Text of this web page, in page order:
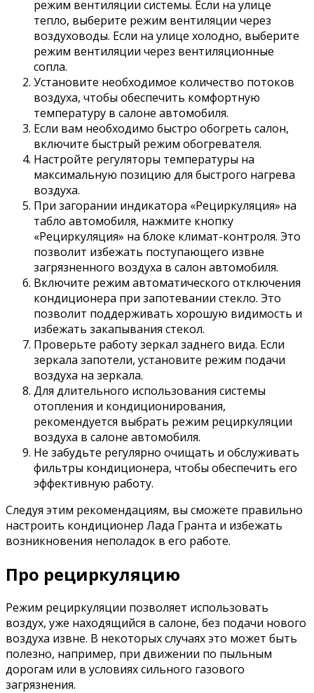
режим вентиляции системы. Если на улице
тепло, выберите режим вентиляции через
воздуховоды. Если на улице холодно, выберите
режим вентиляции через вентиляционные
сопла.
Установите необходимое количество потоков
воздуха, чтобы обеспечить комфортную
температуру в салоне автомобиля.
Если вам необходимо быстро обогреть салон,
включите быстрый режим обогревателя.
Настройте регуляторы температуры на
максимальную позицию для быстрого нагрева
воздуха.
При загорании индикатора «Рециркуляция» на
табло автомобиля, нажмите кнопку
«Рециркуляция» на блоке климат-контроля. Это
позволит избежать поступающего извне
загрязненного воздуха в салон автомобиля.
Включите режим автоматического отключения
кондиционера при запотевании стекло. Это
позволит поддерживать хорошую видимость и
избежать закапывания стекол.
Проверьте работу зеркал заднего вида. Если
зеркала запотели, установите режим подачи
воздуха на зеркала.
Для длительного использования системы
отопления и кондиционирования,
рекомендуется выбрать режим рециркуляции
воздуха в салоне автомобиля.
Не забудьте регулярно очищать и обслуживать
фильтры кондиционера, чтобы обеспечить его
эффективную работу.
Следуя этим рекомендациям, вы сможете правильно
настроить кондиционер Лада Гранта и избежать
возникновения неполадок в его работе.
Про рециркуляцию
Режим рециркуляции позволяет использовать
воздух, уже находящийся в салоне, без подачи нового
воздуха извне. В некоторых случаях это может быть
полезно, например, при движении по пыльным
дорогам или в условиях сильного газового
загрязнения.